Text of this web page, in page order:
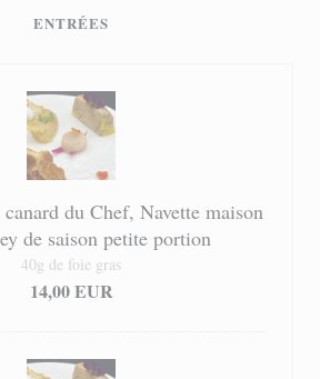
ENTRÉES
du Chef, Navette maison
de saison petite portion
40g de foie gras
14,00 EUR